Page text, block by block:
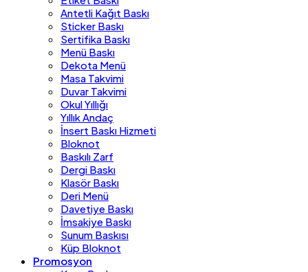
Antetli Kağıt Baskı
Sticker Baskı
Sertifika Baskı
Menü Baskı
Dekota Menü
Masa Takvimi
Duvar Takvimi
Okul Yıllığı
Yıllık Andaç
İnsert Baskı Hizmeti
Bloknot
Baskılı Zarf
Dergi Baskı
Klasör Baskı
Deri Menü
Davetiye Baskı
İmsakiye Baskı
Sunum Baskısı
Küp Bloknot
Promosyon